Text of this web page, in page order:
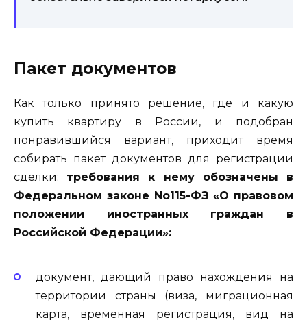
Пакет документов
Как только принято решение, где и какую
купить квартиру в России, и подобран
понравившийся вариант, приходит время
собирать пакет документов для регистрации
сделки: требования к нему обозначены в
Федеральном законе No115-ФЗ «О правовом
положении иностранных граждан в
Российской Федерации»:
документ, дающий право нахождения на
территории страны (виза, миграционная
карта, временная регистрация, вид на